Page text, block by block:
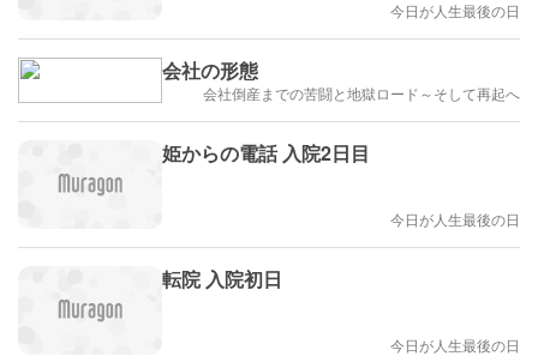
今日が人生最後の日
会社の形態
会社倒産までの苦闘と地獄ロード～そして再起へ
姫からの電話 入院2日目
今日が人生最後の日
転院 入院初日
今日が人生最後の日